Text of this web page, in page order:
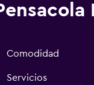
Comodidad
Servicios